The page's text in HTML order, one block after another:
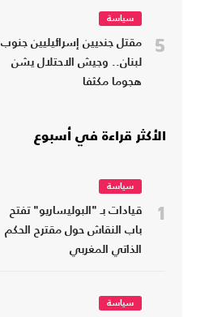
5
سياسة
مقتل جنديين إسرائيليين جنوب
لبنان.. وجيش الاحتلال يشن
هجوما مكثفا
الأكثر قراءة في أسبوع
1
سياسة
قيادات بـ "البوليساريو" تفتح
باب النقاش حول مقترح الحكم
الذاتي المغربي
سياسة